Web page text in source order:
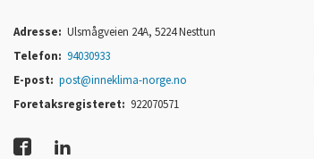
Adresse: Ulsmågveien 24A, 5224 Nesttun
Telefon: 94030933
E-post: post@inneklima-norge.no
Foretaksregisteret: 922070571